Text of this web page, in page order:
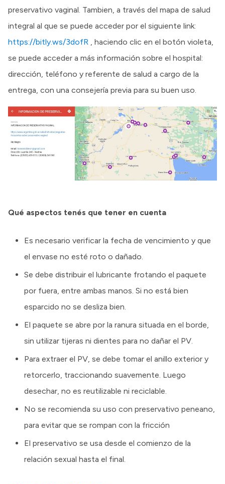
preservativo vaginal. Tambien, a través del mapa de salud
integral al que se puede acceder por el siguiente link:
https://bitly.ws/3dofR , haciendo clic en el botón violeta,
se puede acceder a más información sobre el hospital:
dirección, teléfono y referente de salud a cargo de la
entrega, con una consejería previa para su buen uso.
Qué aspectos tenés que tener en cuenta
Es necesario verificar la fecha de vencimiento y que
el envase no esté roto o dañado.
Se debe distribuir el lubricante frotando el paquete
por fuera, entre ambas manos. Si no está bien
esparcido no se desliza bien.
El paquete se abre por la ranura situada en el borde,
sin utilizar tijeras ni dientes para no dañar el PV.
Para extraer el PV, se debe tomar el anillo exterior y
retorcerlo, traccionando suavemente. Luego
desechar, no es reutilizable ni reciclable.
No se recomienda su uso con preservativo peneano,
para evitar que se rompan con la fricción
El preservativo se usa desde el comienzo de la
relación sexual hasta el final.